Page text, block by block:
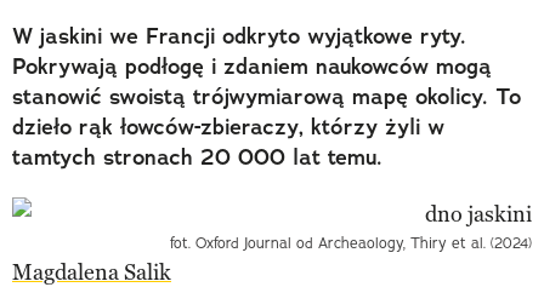
W jaskini we Francji odkryto wyjątkowe ryty.
Pokrywają podłogę i zdaniem naukowców mogą
stanowić swoistą trójwymiarową mapę okolicy. To
dzieło rąk łowców-zbieraczy, którzy żyli w
tamtych stronach 20 000 lat temu.
fot. Oxford Journal od Archeaology, Thiry et al. (2024)
Magdalena Salik